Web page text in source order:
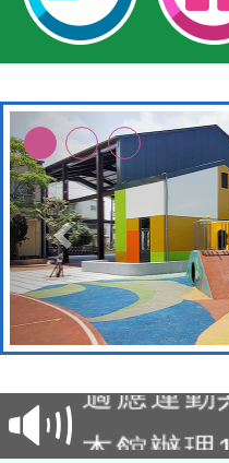
本校115
本館辦